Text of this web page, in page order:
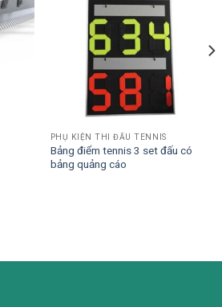
PHỤ KIỆN THI ĐẤU TENNIS
Bảng điểm tennis 3 set đấu có
bảng quảng cáo